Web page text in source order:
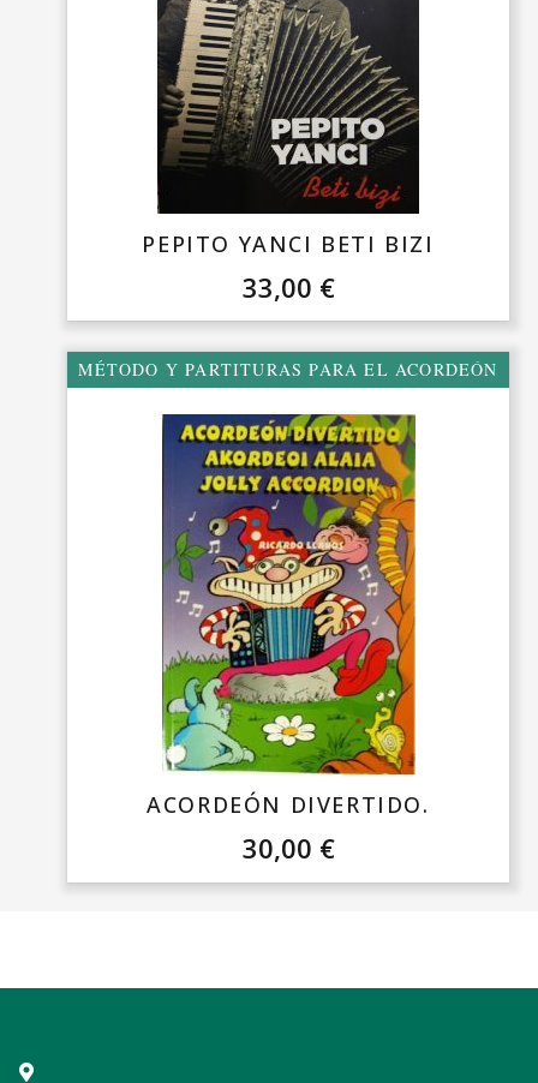
PEPITO YANCI BETI BIZI
33,00 €
MÉTODO Y PARTITURAS PARA EL ACORDEÓN
ACORDEÓN DIVERTIDO.
30,00 €